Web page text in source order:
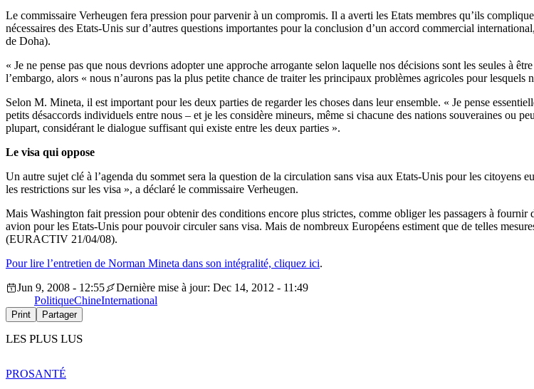
Le commissaire Verheugen fera pression pour parvenir à un compromis. Il a averti les Etats membres qu’ils
nécessaires des Etats-Unis sur d’autres questions importantes pour la conclusion d’un accord commercial
de Doha).
« Je ne pense pas que nous devrions adopter une approche arrogante selon laquelle nos décisions sont les seules à
l’embargo, alors « nous n’aurons pas la plus petite chance de traiter les principaux problèmes agricoles pour lesquels
Selon M. Mineta, il est important pour les deux parties de regarder les choses dans leur ensemble. « Je pense
petits désaccords individuels entre nous – et je les considère mineurs, même si chacune des nations souveraines ou
plupart, considérant le dialogue suffisant qui existe entre les deux parties ».
Le visa qui oppose
Un autre sujet clé à l’agenda du sommet sera la question de la circulation sans visa aux Etats-Unis pour les citoyens
les restrictions sur les visa », a déclaré le commissaire Verheugen.
Mais Washington fait pression pour obtenir des conditions encore plus strictes, comme obliger les passagers à
avion pour les Etats-Unis pour pouvoir circuler sans visa. Mais de nombreux Européens estiment que de telles
(EURACTIV 21/04/08).
Pour lire l’entretien de Norman Mineta dans son intégralité, cliquez ici.
Jun 9, 2008 - 12:55
Dernière mise à jour: Dec 14, 2012 - 11:49
PolitiqueChineInternational
Print Partager
LES PLUS LUS
PROSANTÉ